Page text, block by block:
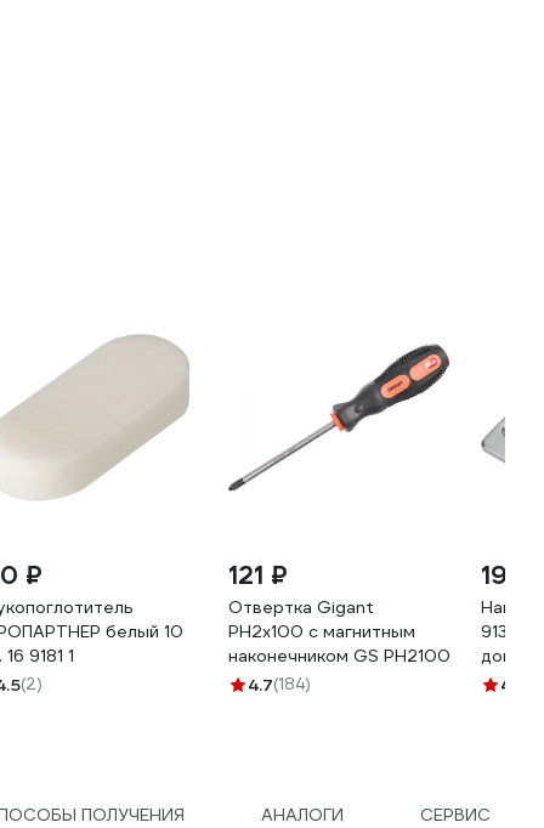
₽
белый 10
9181 1
(2)
121 ₽
Отвертка Gigant
PH2x100 с магнитным
наконечником GS PH2100
4.7(184)
198
4.5
ПОЛУЧЕНИЯ АНАЛОГИ СЕРВИС